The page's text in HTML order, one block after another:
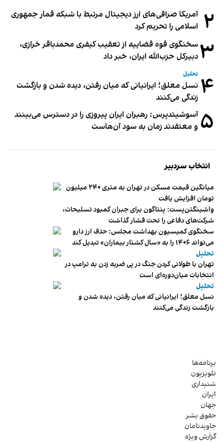
۲ آمریکا صرافی‌های ارز دیجیتال مرتبط با شبکه قمار جمهوری
اسلامی را تحریم کرد
۳سخنگوی قوه قضاییه از تعقیب کیفری محمدباقر خرازی،
دبیر‌کل حزب‌الله ایران، خبر داد
۴ تحلیل
نسل معلق؛ ایرانیانی که میان رفتن، دیده شدن و بازگشت
زندگی می‌کنند
۵ آسوشیتدپرس: رهبران ایران پیروزی را در دسترس می‌بینند
و معتقدند زمان به سود آن‌هاست
انتخاب سردبیر
میانگین قیمت مسکن در تهران به متری ۲۴۰ میلیون
تومان افزایش یافت
واشینگتن‌پست: پنتاگون برای جبران کمبود تسلیحات،
شرکت‌های دفاعی را تحت فشار گذاشت
سخنگوی کمیسیون بهداشت مجلس: حذف ارز دارو
می‌تواند ۱۴۰۶ را به «سال کشتار بیماران» تبدیل کند
تحلیل
تهران با طولانی کردن جنگ در پی ضربه زدن به ترامپ در
انتخابات میان‌دوره‌ای است
تحلیل
نسل معلق؛ ایرانیانی که میان رفتن، دیده شدن و
بازگشت زندگی می‌کنند
برنامه‌ها
تلویزیون
شنیداری
ایران
جهان
حقوق بشر
جاویدنامان
گزارش ویژه